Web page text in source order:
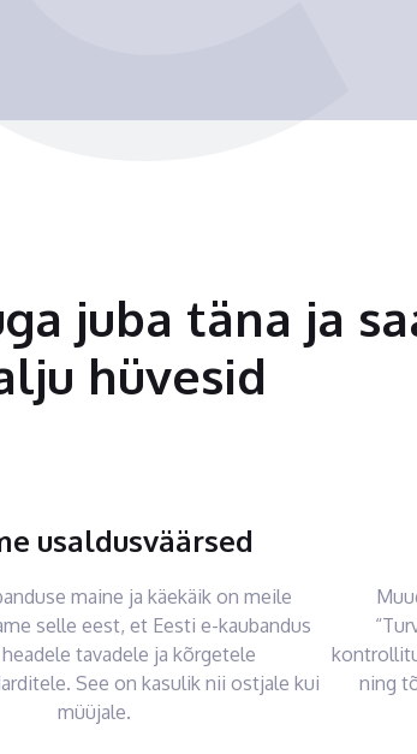
juba täna ja
hüvesid
usaldusväärsed
maine ja käekäik on meile
selle eest, et Eesti e-kaubandus
tavadele ja kõrgetele
See on kasulik nii ostjale kui
müüjale.
ning